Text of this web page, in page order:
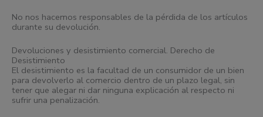
No nos hacemos responsables de la pérdida de los artículos
durante su devolución.
Devoluciones y desistimiento comercial. Derecho de
Desistimiento
El desistimiento es la facultad de un consumidor de un bien
para devolverlo al comercio dentro de un plazo legal, sin
tener que alegar ni dar ninguna explicación al respecto ni
sufrir una penalización.